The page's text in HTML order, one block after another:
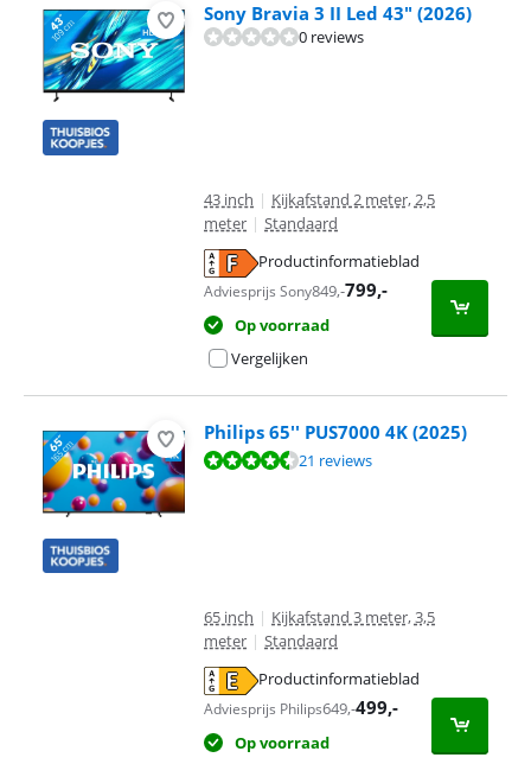
Sony Bravia 3 II Led 43" (2026)
0 reviews
43 inch | Kijkafstand 2 meter, 2,5
meter | Standaard
Productinformatieblad
Adviesprijs Sony849,-799,-
Op voorraad
Vergelijken
Philips 65'' PUS7000 4K (2025)
Beoordeling is 8,5 van de 10, gebaseerd op 21 reviews.
21 reviews
65 inch | Kijkafstand 3 meter, 3,5
meter | Standaard
Productinformatieblad
Adviesprijs Philips649,-499,-
Op voorraad